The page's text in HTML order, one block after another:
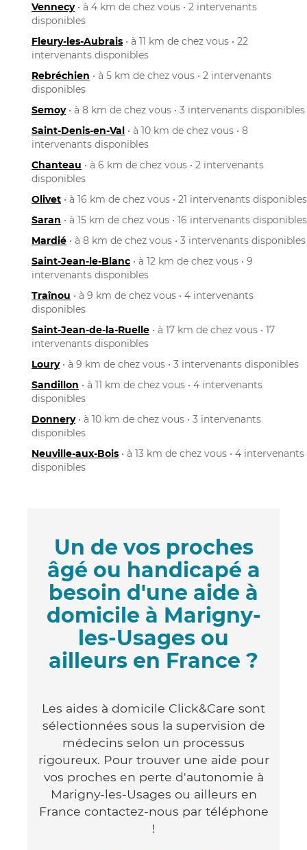
Vennecy• à 4 km de chez vous • 2 intervenants
disponibles
Fleury-les-Aubrais • à 11 km de chez vous • 22
intervenants disponibles
Rebréchien • à 5 km de chez vous • 2 intervenants
disponibles
Semoy• à 8 km de chez vous • 3 intervenants disponibles
Saint-Denis-en-Val • à 10 km de chez vous • 8
intervenants disponibles
Chanteau • à 6 km de chez vous • 2 intervenants
disponibles
Olivet • à 16 km de chez vous • 21 intervenants disponibles
Saran • à 15 km de chez vous • 16 intervenants disponibles
Mardié • à 8 km de chez vous • 3 intervenants disponibles
Saint-Jean-le-Blanc • à 12 km de chez vous • 9
intervenants disponibles
Traînou • à 9 km de chez vous • 4 intervenants
disponibles
Saint-Jean-de-la-Ruelle • à 17 km de chez vous • 17
intervenants disponibles
Loury• à 9 km de chez vous • 3 intervenants disponibles
Sandillon • à 11 km de chez vous • 4 intervenants
disponibles
Donnery• à 10 km de chez vous • 3 intervenants
disponibles
Neuville-aux-Bois • à 13 km de chez vous • 4 intervenants
disponibles
Un de vos proches
âgé ou handicapé a
besoin d'une aide à
domicile à Marigny-
les-Usages ou
ailleurs en France ?
Les aides à domicile Click&Care sont
sélectionnées sous la supervision de
médecins selon un processus
rigoureux. Pour trouver une aide pour
vos proches en perte d'autonomie à
Marigny-les-Usages ou ailleurs en
France contactez-nous par téléphone
!